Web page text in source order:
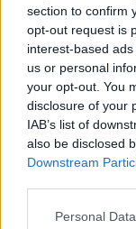
section to confirm
opt-out request is
interest-based
us or personal
your opt-out. You
disclosure of your
IAB’s list of
also be disclosed
Downstream
Personal
* „Dacă mai zic
cu Rusia… Bă,
te-apasă Merkel
Nașul te apasă!”
„Am ajuns